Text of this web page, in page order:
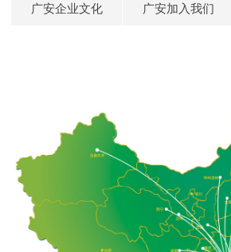
广安企业文化 广安加入我们